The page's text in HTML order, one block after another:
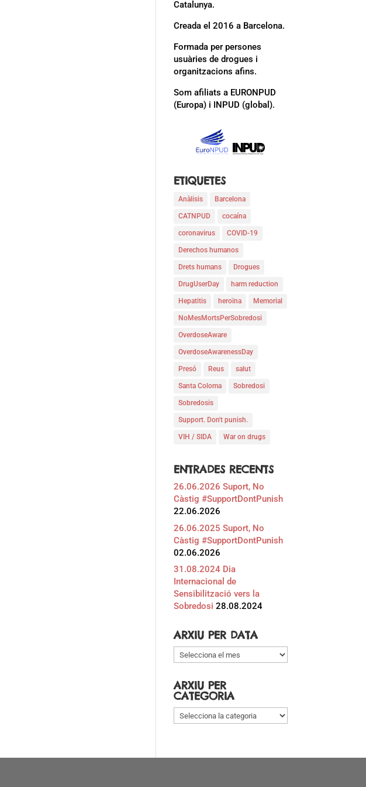
Catalunya.
Creada el 2016 a Barcelona.
Formada per persones
usuàries de drogues i
organitzacions afins.
Som afiliats a EURONPUD
(Europa) i INPUD (global).
ETIQUETES
Anàlisis Barcelona
CATNPUD cocaína
coronavirus COVID-19
Derechos humanos
Drets humans Drogues
DrugUserDay harm reduction
Hepatitis heroïna Memorial
NoMesMortsPerSobredosi
OverdoseAware
OverdoseAwarenessDay
Presó Reus salut
Santa Coloma Sobredosi
Sobredosis
Support. Don't punish.
VIH / SIDA War on drugs
ENTRADES RECENTS
26.06.2026 Suport, No
Càstig #SupportDontPunish
22.06.2026
26.06.2025 Suport, No
Càstig #SupportDontPunish
02.06.2026
31.08.2024 Dia
Internacional de
Sensibilització vers la
Sobredosi 28.08.2024
ARXIU PER DATA
Arxiu
per
ARXIU PER
CATEGORIA
Arxiu
per